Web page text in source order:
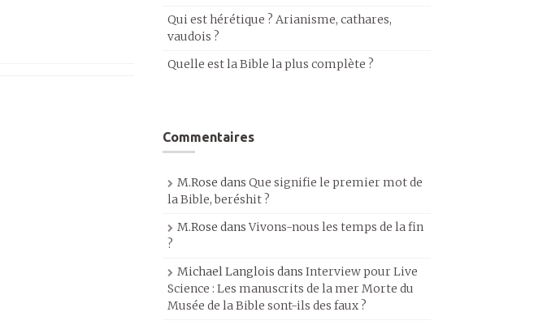
Qui est hérétique ? Arianisme, cathares,
vaudois ?
Quelle est la Bible la plus complète ?
Commentaires
M.Rose dans Que signifie le premier mot de
la Bible, beréshit ?
M.Rose dansVivons-nous les temps de la fin
?
Michael Langlois dans Interview pour Live
Science : Les manuscrits de la mer Morte du
Musée de la Bible sont-ils des faux ?